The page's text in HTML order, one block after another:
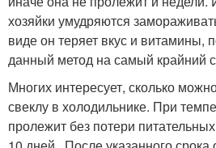
хозяйки умудряются
виде он теряет вкус и витамины,
данный метод на самый крайний
Многих интересует, сколько
свеклу в холодильнике. При
пролежит без потери